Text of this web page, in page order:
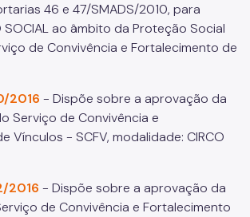
46 e 47/SMADS/2010, para
SOCIAL ao âmbito da Proteção Social
de Convivência e Fortalecimento de
2016 - Dispõe sobre a aprovação da
Serviço de Convivência e
Vínculos - SCFV, modalidade: CIRCO
2016 - Dispõe sobre a aprovação da
de Convivência e Fortalecimento